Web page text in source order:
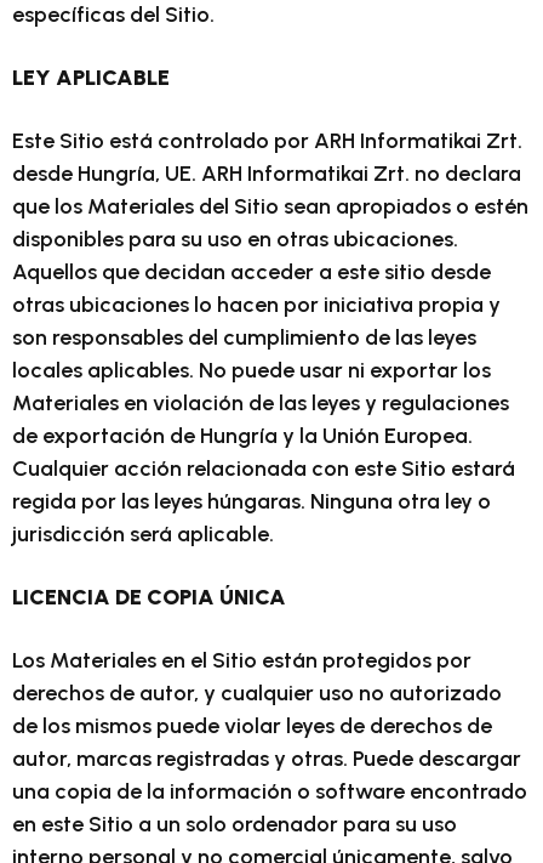
específicas del Sitio.
LEY APLICABLE
Este Sitio está controlado por ARH Informatikai Zrt.
desde Hungría, UE. ARH Informatikai Zrt. no declara
que los Materiales del Sitio sean apropiados o estén
disponibles para su uso en otras ubicaciones.
Aquellos que decidan acceder a este sitio desde
otras ubicaciones lo hacen por iniciativa propia y
son responsables del cumplimiento de las leyes
locales aplicables. No puede usar ni exportar los
Materiales en violación de las leyes y regulaciones
de exportación de Hungría y la Unión Europea.
Cualquier acción relacionada con este Sitio estará
regida por las leyes húngaras. Ninguna otra ley o
jurisdicción será aplicable.
LICENCIA DE COPIA ÚNICA
Los Materiales en el Sitio están protegidos por
derechos de autor, y cualquier uso no autorizado
de los mismos puede violar leyes de derechos de
autor, marcas registradas y otras. Puede descargar
una copia de la información o software encontrado
en este Sitio a un solo ordenador para su uso
interno personal y no comercial únicamente, salvo